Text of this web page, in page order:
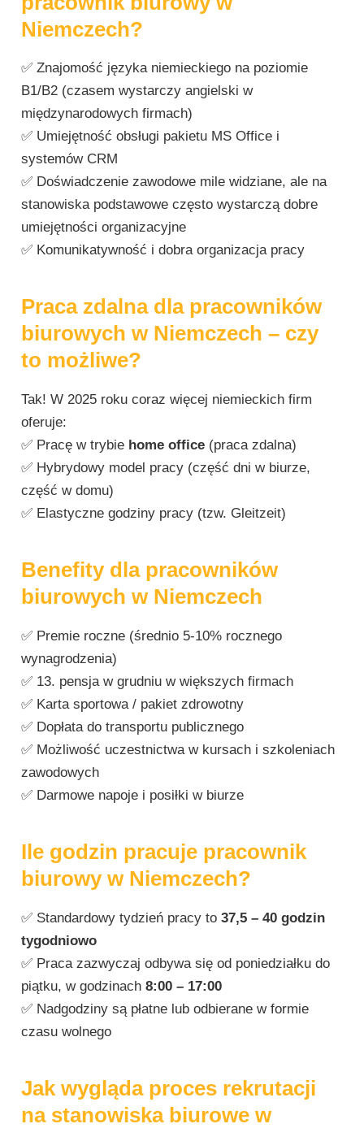
Niemczech?
✅ Znajomość języka niemieckiego na poziomie
B1/B2 (czasem wystarczy angielski w
międzynarodowych firmach)
✅ Umiejętność obsługi pakietu MS Office i
systemów CRM
✅ Doświadczenie zawodowe mile widziane, ale na
stanowiska podstawowe często wystarczą dobre
umiejętności organizacyjne
✅ Komunikatywność i dobra organizacja pracy
Praca zdalna dla pracowników
biurowych w Niemczech – czy
to możliwe?
Tak! W 2025 roku coraz więcej niemieckich firm
oferuje:
✅ Pracę w trybie home office (praca zdalna)
✅ Hybrydowy model pracy (część dni w biurze,
część w domu)
✅ Elastyczne godziny pracy (tzw. Gleitzeit)
Benefity dla pracowników
biurowych w Niemczech
✅ Premie roczne (średnio 5-10% rocznego
wynagrodzenia)
✅ 13. pensja w grudniu w większych firmach
✅ Karta sportowa / pakiet zdrowotny
✅ Dopłata do transportu publicznego
✅ Możliwość uczestnictwa w kursach i szkoleniach
zawodowych
✅ Darmowe napoje i posiłki w biurze
Ile godzin pracuje pracownik
biurowy w Niemczech?
✅ Standardowy tydzień pracy to37,5 – 40 godzin
tygodniowo
✅ Praca zazwyczaj odbywa się od poniedziałku do
piątku, w godzinach8:00 – 17:00
✅ Nadgodziny są płatne lub odbierane w formie
czasu wolnego
Jak wygląda proces rekrutacji
na stanowiska biurowe w